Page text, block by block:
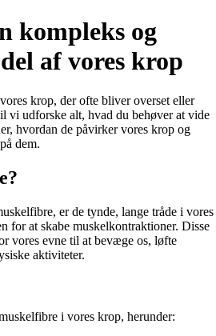
kompleks og
af vores krop
krop, der ofte bliver overset eller
vi udforske alt, hvad du behøver at vide
hvordan de påvirker vores krop og
dem.
er de tynde, lange tråde i vores
for at skabe muskelkontraktioner. Disse
vores evne til at bevæge os, løfte
aktiviteter.
i vores krop, herunder: